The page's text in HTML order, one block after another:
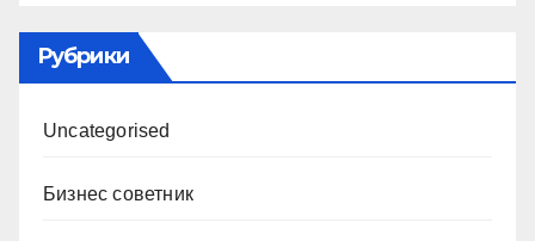
Рубрики
Uncategorised
Бизнес советник